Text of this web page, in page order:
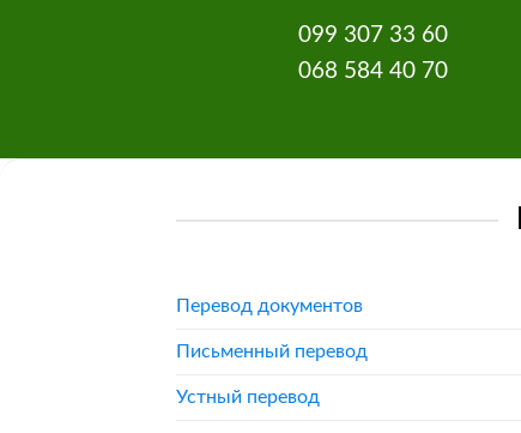
099 307 33 60
068 584 40 70
Перевод документов
Письменный перевод
Устный перевод